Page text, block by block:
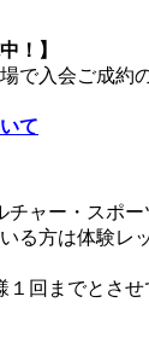
！】
で入会ご成約
て
ャー・スポー
る方は体験レ
１回までとさせ